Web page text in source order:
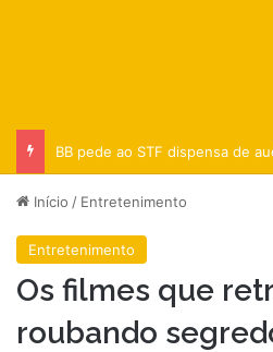
Início / Entretenimento
Entretenimento
Os filmes que
roubando